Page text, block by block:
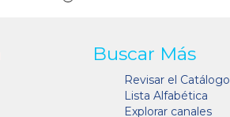
Buscar Más
Revisar el Catálogo
Lista Alfabética
Explorar canales